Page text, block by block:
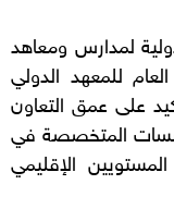
لمدارس ومعاهد
العام للمعهد الدولي
على عمق التعاون
المتخصصة في
الإقليمي